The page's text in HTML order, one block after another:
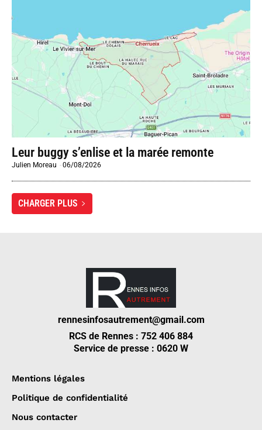
Leur buggy s’enlise et la marée remonte
Julien Moreau -06/08/2026
CHARGER PLUS
rennesinfosautrement@gmail.com
RCS de Rennes : 752 406 884
Service de presse : 0620 W
Mentions légales
Politique de confidentialité
Nous contacter